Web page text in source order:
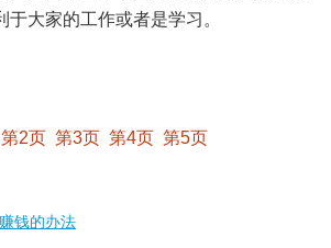
大家的工作或者是学习。
第2页 第3页 第4页 第5页
钱的办法